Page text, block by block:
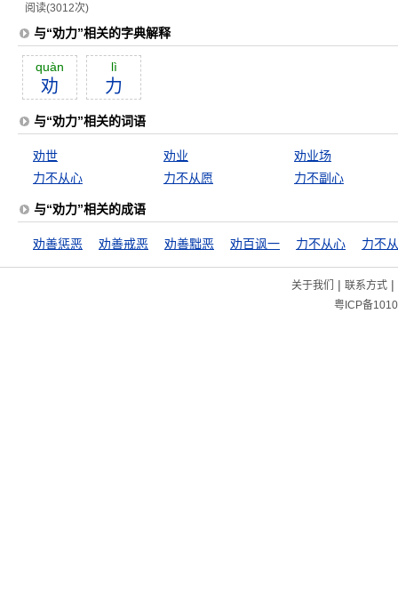
阅读(3012次)
与“劝力”相关的字典解释
quàn
劝
lì
力
与“劝力”相关的词语
劝世 劝业
劝业场
力不从心
力不从愿 力不副心
与“劝力”相关的成语
劝善惩恶 劝善戒恶 劝善黜恶 劝百讽一 力不从心 力不
关于我们 | 联系方式|
粤ICP备